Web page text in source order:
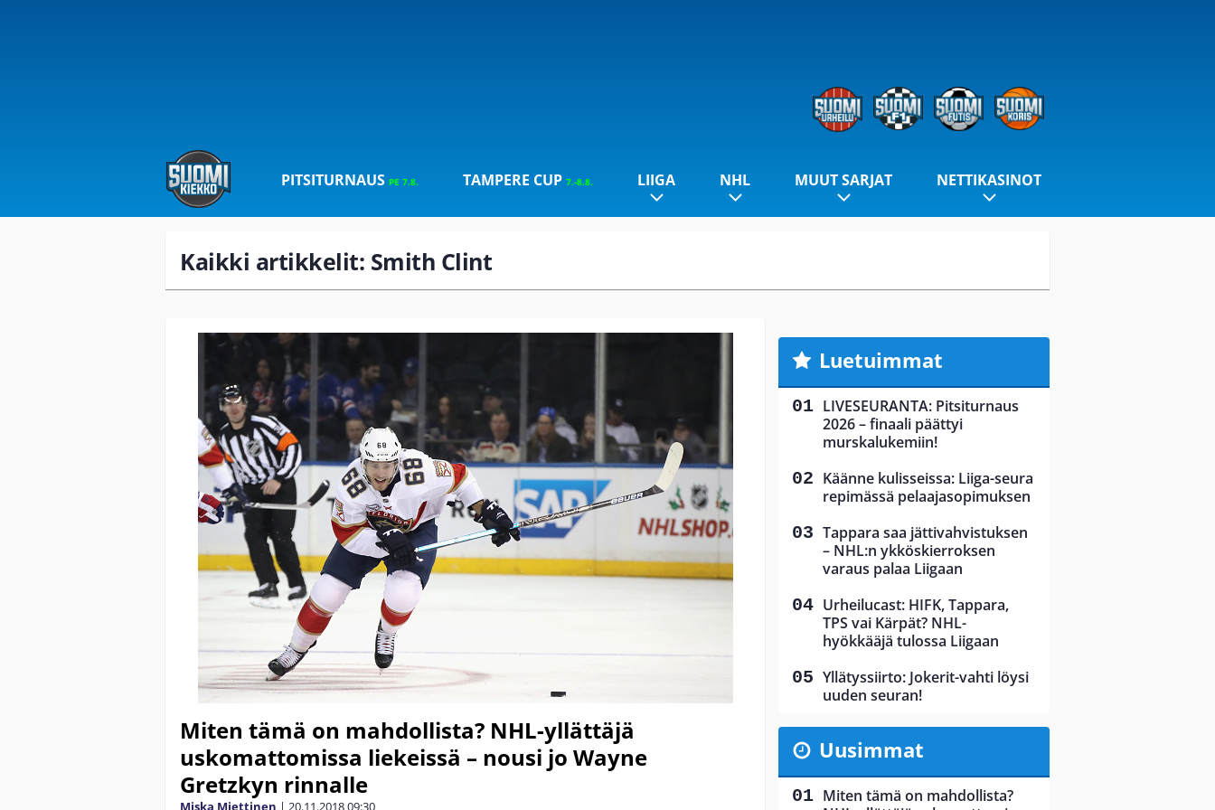
PITSITURNAUS PE 7.8. TAMPERE CUP 7.-8.8. LIIGA NHL MUUT SARJAT NETTIKASINOT
Kaikki artikkelit: Smith Clint
Miten tämä on mahdollista? NHL-yllättäjä
uskomattomissa liekeissä – nousi jo Wayne
Gretzkyn rinnalle
Miska Miettinen | 20.11.201809:30
Luetuimmat
LIVESEURANTA: Pitsiturnaus
2026 – finaali päättyi
murskalukemiin!
Käänne kulisseissa: Liiga-seura
repimässä pelaajasopimuksen
Tappara saa jättivahvistuksen
– NHL:n ykköskierroksen
varaus palaa Liigaan
Urheilucast: HIFK, Tappara,
TPS vai Kärpät? NHL-
hyökkääjä tulossa Liigaan
Yllätyssiirto: Jokerit-vahti löysi
uuden seuran!
Uusimmat
Miten tämä on mahdollista?